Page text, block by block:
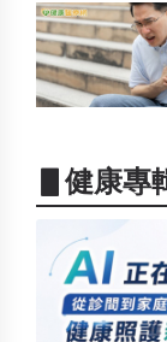
▋健康專